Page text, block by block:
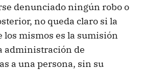
denunciado ningún robo o
no queda claro si la
mismos es la sumisión
administración de
a una persona, sin su